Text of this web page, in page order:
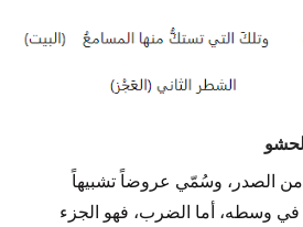
من الصدر، وسُمّي عروضاً تشبيهاً
في وسطه، أما الضرب، فهو الجزء